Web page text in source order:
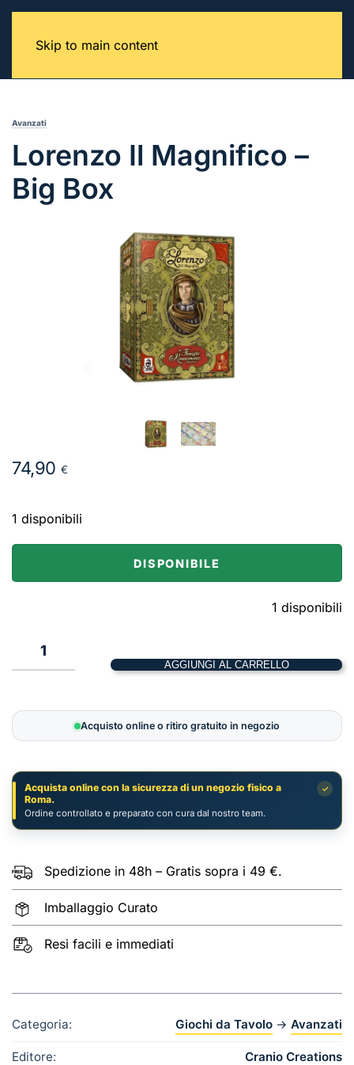
Skip to main content
Avanzati
Lorenzo Il Magnifico –
Big Box
74,90 €
1 disponibili
DISPONIBILE
1 disponibili
1
Magnifico
–
Box
quantità
AGGIUNGI AL CARRELLO
Acquisto online o ritiro gratuito in negozio
✓
Acquista online con la sicurezza di un negozio fisico a
Roma.
Ordine controllato e preparato con cura dal nostro team.
Spedizione in 48h – Gratis sopra i 49 €.
Imballaggio Curato
Resi facili e immediati
Categoria: Giochi da Tavolo → Avanzati
Editore: Cranio Creations